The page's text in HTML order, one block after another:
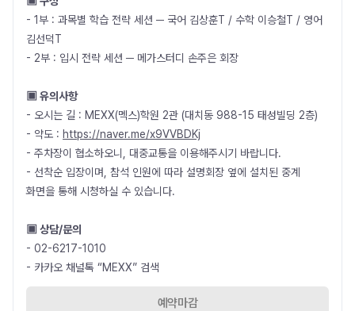
- 1부 : 과목별 학습 전략 세션 ─ 국어 김상훈T / 수학 이승철T / 영어
김선덕T
- 2부 : 입시 전략 세션 ─ 메가스터디 손주은 회장
▣ 유의사항
- 오시는 길 : MEXX(멕스)학원 2관 (대치동 988-15 태성빌딩 2층)
- 약도 : https://naver.me/x9VVBDKj
- 주차장이 협소하오니, 대중교통을 이용해주시기 바랍니다.
- 선착순 입장이며, 참석 인원에 따라 설명회장 옆에 설치된 중계
화면을 통해 시청하실 수 있습니다.
▣ 상담/문의
- 02-6217-1010
- 카카오 채널톡 “MEXX” 검색
예약마감